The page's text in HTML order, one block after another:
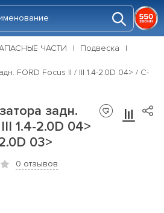
ЧАСТИ
Подвеска
FORD Focus II / III 1.4-2.0D 04> / C-
задн.
1.4-2.0D 04>
03>
0 отзывов